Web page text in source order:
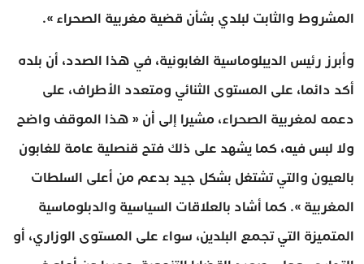
المشروط والثابت لبلدي بشأن قضية مغربية الصحراء ».
وأبرز رئيس الديبلوماسية الغابونية، في هذا الصدد، أن بلده
أكد دائما، على المستوى الثنائي ومتعدد الأطراف، على
دعمه لمغربية الصحراء، مشيرا إلى أن « هذا الموقف واضح
ولا لبس فيه، كما يشهد على ذلك فتح قنصلية عامة للغابون
بالعيون والتي تشتغل بشكل جيد بدعم من أعلى السلطات
المغربية ». كما أشاد بالعلاقات السياسية والدبلوماسية
المتميزة التي تجمع البلدين، سواء على المستوى الوزاري، أو